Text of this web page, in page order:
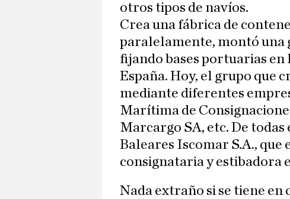
otros tipos de navíos.
Crea una fábrica de
paralelamente, montó una
fijando bases portuarias
España. Hoy, el grupo que
mediante diferentes
Marítima de
Marcargo SA, etc. De todas
Baleares Iscomar S.A., que
consignataria y estibadora
Nada extraño si se tiene en